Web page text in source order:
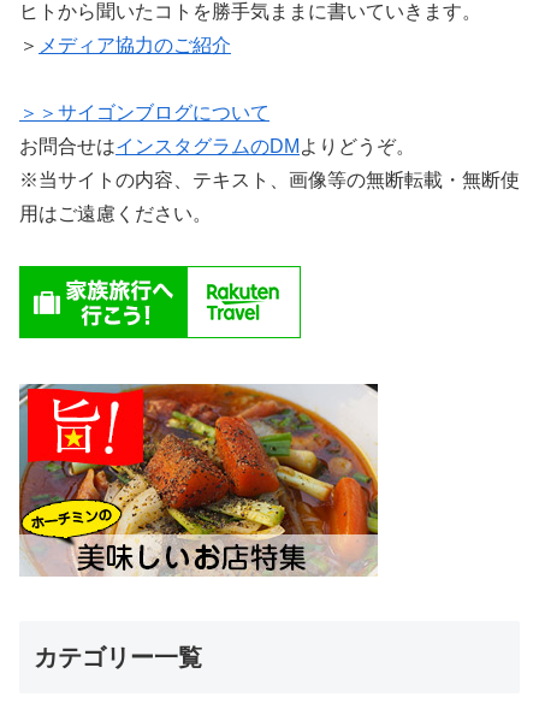
ヒトから聞いたコトを勝手気ままに書いていきます。
＞ メディア協力のご紹介
＞＞サイゴンブログについて
お問合せはインスタグラムのDM よりどうぞ。
※当サイトの内容、テキスト、画像等の無断転載・無断使
用はご遠慮ください。
カテゴリー一覧